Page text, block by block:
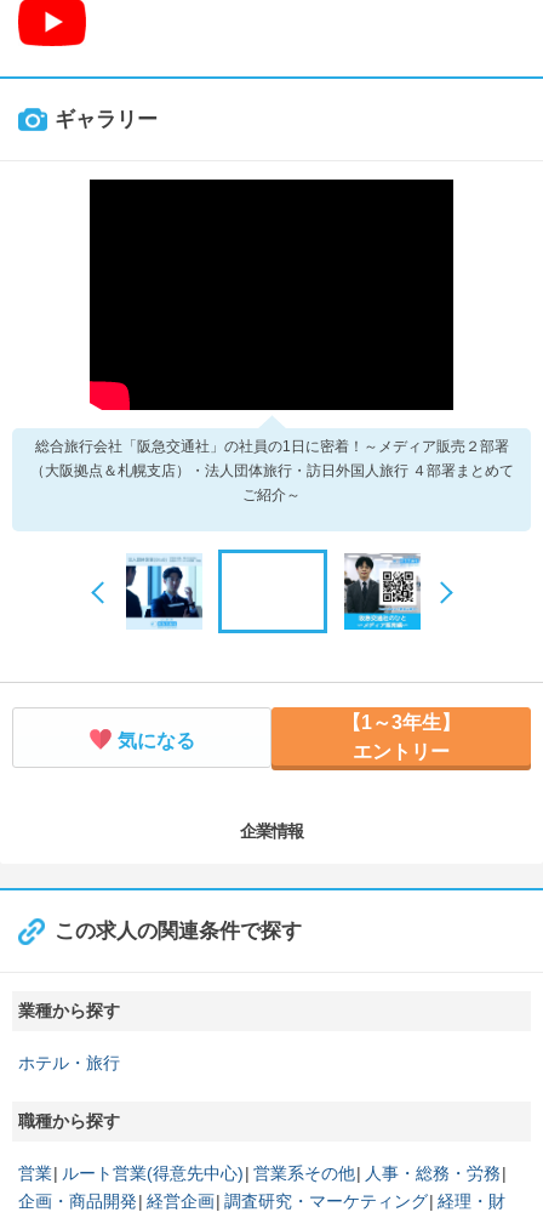
ギャラリー
総合旅行会社「阪急交通社」の社員の1日に密着！～メディア販売２部署
（大阪拠点＆札幌支店）・法人団体旅行・訪日外国人旅行 ４部署まとめて
ご紹介～
気になる
【1～3年生】
エントリー
企業情報
この求人の関連条件で探す
業種から探す
ホテル・旅行
職種から探す
営業 ルート営業(得意先中心) 営業系その他
人事・総務・労務
企画・商品開発 経営企画 調査研究・マーケティング 経理・財